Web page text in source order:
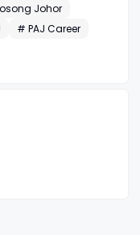
Johor
# PAJ Career